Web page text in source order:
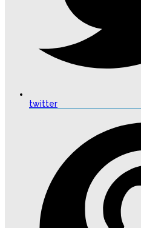
twitter